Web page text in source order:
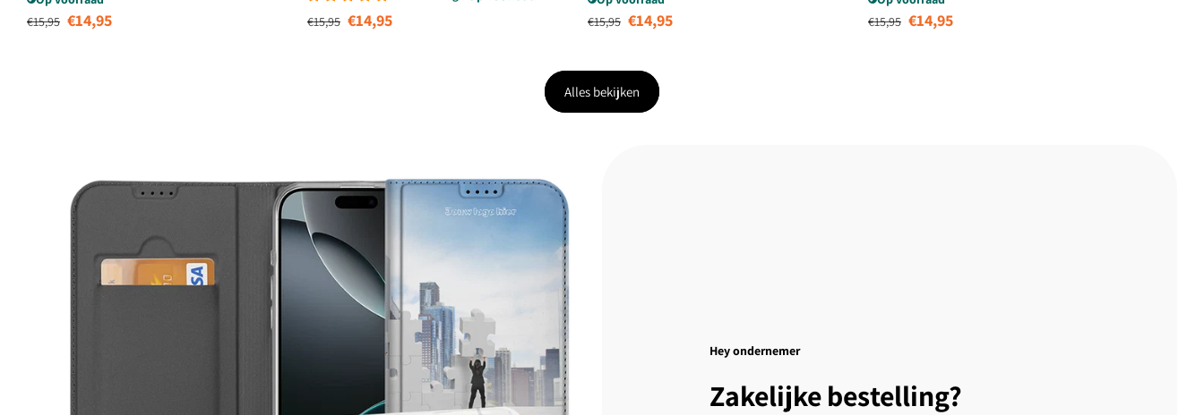
Normale prijs
€15,95 Aanbiedingsprijs
€14,95 Normale prijs
€15,95 Aanbiedingsprijs
€14,95 Normale prijs
€15,95 Aanbiedingsprijs
€14,95 Normale prijs
€15,95 Aanbiedingsprijs
€14,95
Alles bekijken
Hey ondernemer
Zakelijke bestelling?